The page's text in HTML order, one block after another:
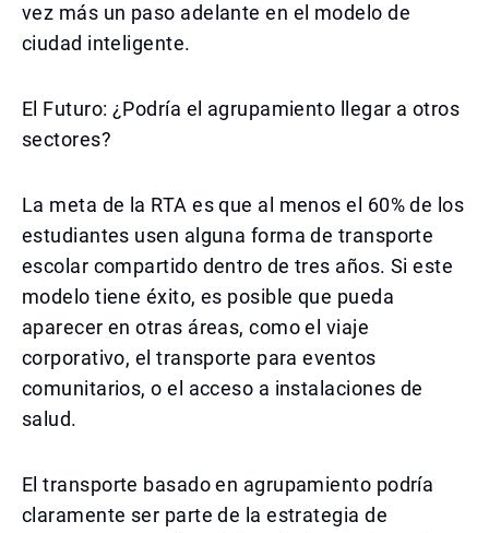
vez más un paso adelante en el modelo de
ciudad inteligente.
El Futuro: ¿Podría el agrupamiento llegar a otros
sectores?
La meta de la RTA es que al menos el 60% de los
estudiantes usen alguna forma de transporte
escolar compartido dentro de tres años. Si este
modelo tiene éxito, es posible que pueda
aparecer en otras áreas, como el viaje
corporativo, el transporte para eventos
comunitarios, o el acceso a instalaciones de
salud.
El transporte basado en agrupamiento podría
claramente ser parte de la estrategia de